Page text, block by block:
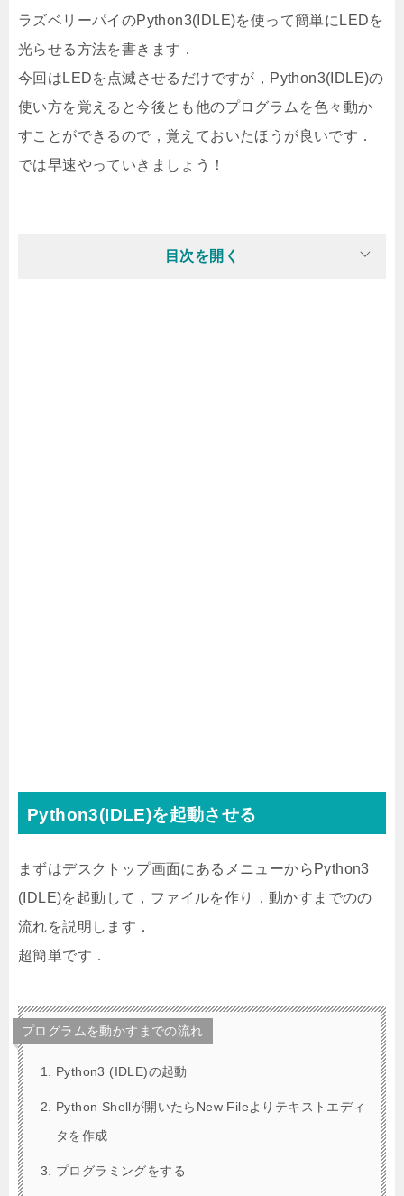
ラズベリーパイのPython3(IDLE)を使って簡単にLEDを
光らせる方法を書きます．
今回はLEDを点滅させるだけですが，Python3(IDLE)の
使い方を覚えると今後とも他のプログラムを色々動か
すことができるので，覚えておいたほうが良いです．
では早速やっていきましょう！
目次を開く
Python3(IDLE)を起動させる
まずはデスクトップ画面にあるメニューからPython3
(IDLE)を起動して，ファイルを作り，動かすまでのの
流れを説明します．
超簡単です．
プログラムを動かすまでの流れ
Python3 (IDLE)の起動
Python Shellが開いたらNew Fileよりテキストエディ
タを作成
プログラミングをする